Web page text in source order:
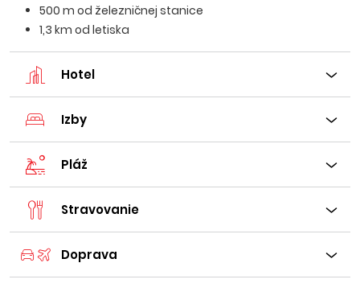
500 m od železničnej stanice
1,3 km od letiska
Hotel
Izby
Pláž
Stravovanie
Doprava